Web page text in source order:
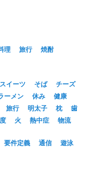
理 旅行
焼酎
スイーツ そば
チーズ
ーメン 休み
健康
旅行 明太子 枕
歯
火 熱中症 物流
要件定義 通信
遊泳